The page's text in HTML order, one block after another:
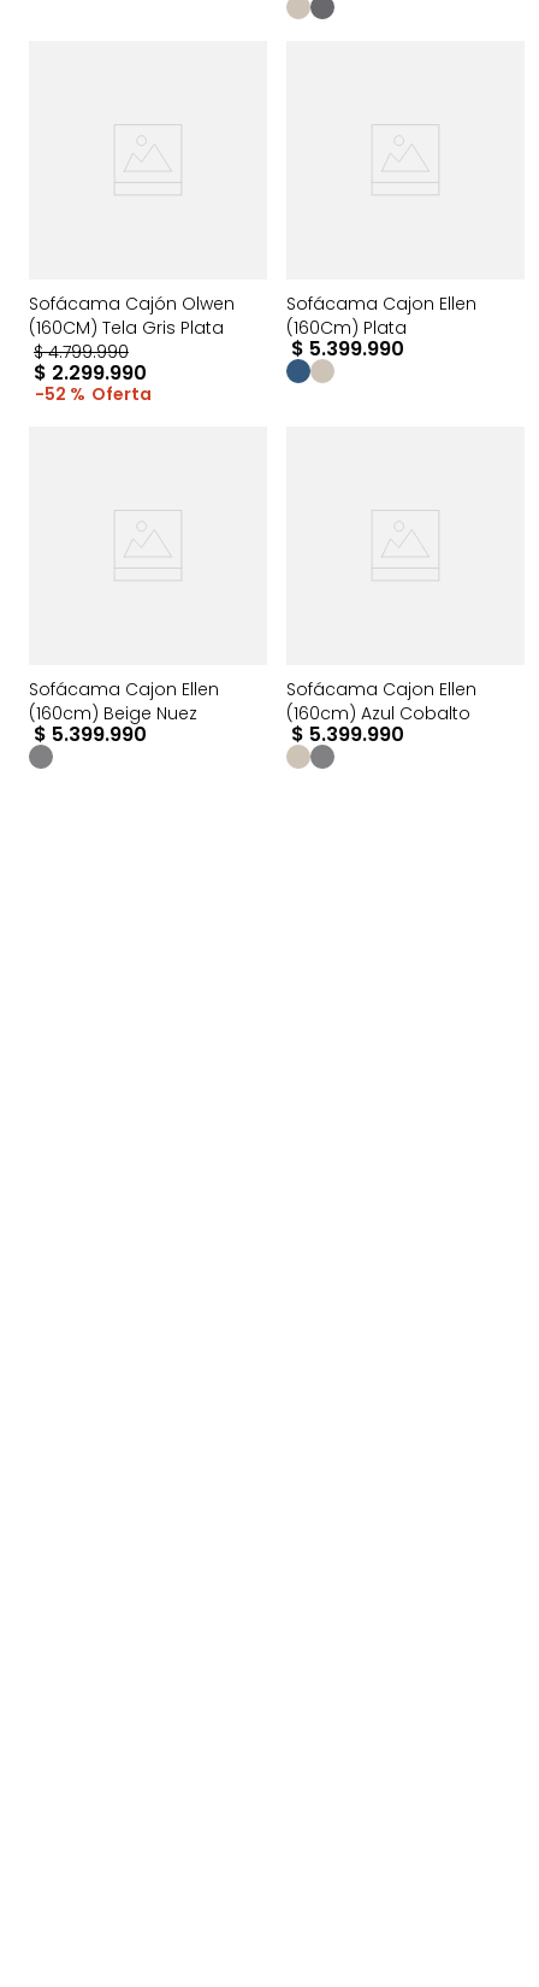
Sofácama Cajón Olwen
(160CM) Tela Gris Plata
$ 4.799.990
$ 2.299.990
52 %
Sofácama Cajon Ellen
(160Cm) Plata
$ 5.399.990
Sofácama Cajon Ellen
(160cm) Beige Nuez
$ 5.399.990
Sofácama Cajon Ellen
(160cm) Azul Cobalto
$ 5.399.990